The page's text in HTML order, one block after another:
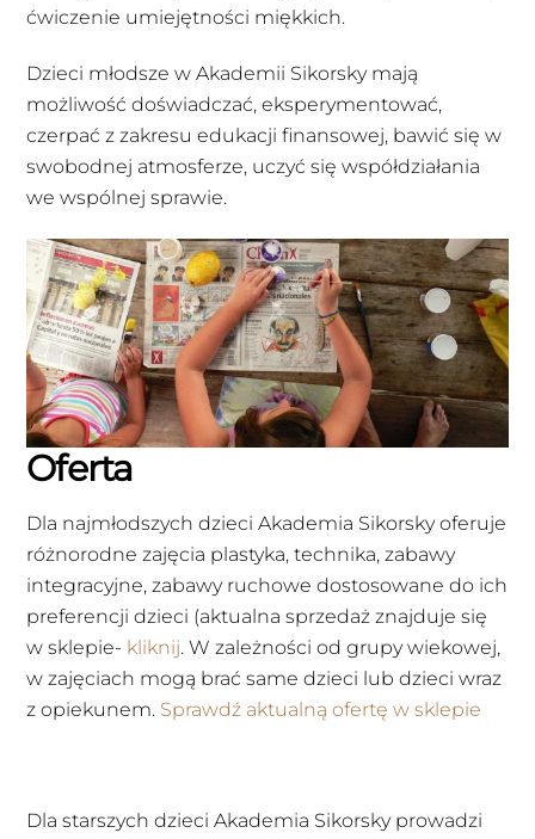
ćwiczenie umiejętności miękkich.
Dzieci młodsze w Akademii Sikorsky mają
możliwość doświadczać, eksperymentować,
czerpać z zakresu edukacji finansowej, bawić się w
swobodnej atmosferze, uczyć się współdziałania
we wspólnej sprawie.
Oferta
Dla najmłodszych dzieci Akademia Sikorsky oferuje
różnorodne zajęcia plastyka, technika, zabawy
integracyjne, zabawy ruchowe dostosowane do ich
preferencji dzieci (aktualna sprzedaż znajduje się
w sklepie- kliknij. W zależności od grupy wiekowej,
w zajęciach mogą brać same dzieci lub dzieci wraz
z opiekunem. Sprawdź aktualną ofertę w sklepie
Dla starszych dzieci Akademia Sikorsky prowadzi